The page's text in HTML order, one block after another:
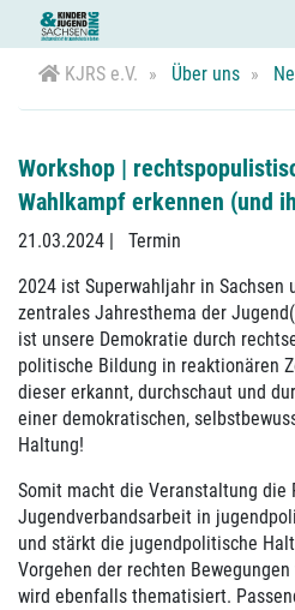
KJRS e.V. Über uns
Workshop |
Wahlkampf erkennen (und
21.03.2024
Termin
2024 ist Superwahljahr in Sachsen
zentrales Jahresthema der
ist unsere Demokratie durch
politische Bildung in reaktionären
dieser erkannt, durchschaut und
einer demokratischen,
Haltung!
Somit macht die Veranstaltung die
Jugendverbandsarbeit in
und stärkt die jugendpolitische
Vorgehen der rechten
wird ebenfalls thematisiert.